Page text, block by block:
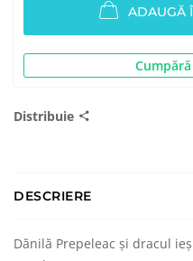
ADAUGĂ
Distribuie
DESCRIERE
Dănilă Prepeleac și dracul